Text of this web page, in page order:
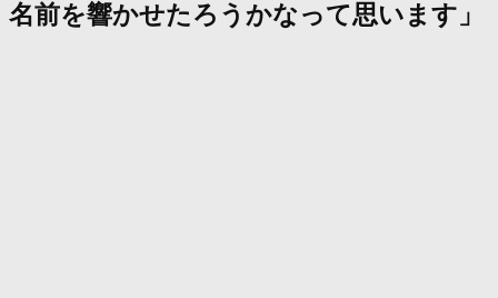
名前を響かせたろうかなって思います」